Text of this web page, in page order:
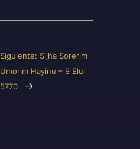
Siguiente: Sijha Sorerim
Umorim Hayinu – 9 Elul
5770
→